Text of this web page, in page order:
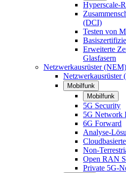
Hyperscale-
(DCI)
Testen von
Erweiterte
Glasfasern
Netzwerkausrüster (NEM)
Netzwerkausrüster
Mobilfunk
Mobilfunk
5G Security
5G Network
6G Forward
Analyse-
Non-
Open RAN
Private 5G-